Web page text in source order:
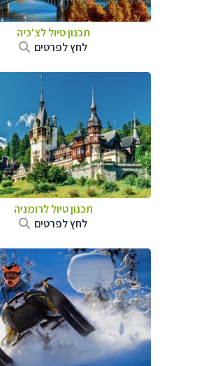
תכנון טיול לצ'כיה
לחץ לפרטים
תכנון טיול לרומניה
לחץ לפרטים